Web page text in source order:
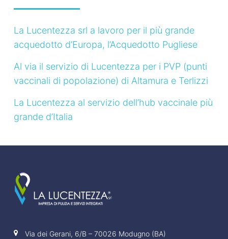
La Lucentezza srl a lavoro per il più grande
acquedotto d’Europa, l’Acquedotto Pugliese
Al via il servizio di Lucentezza per i PVP (punti
vaccinali di popolazione) di Altamura e Terlizzi
La Lucentezza al servizio dell’hub vaccinale più
grande d’Italia
Via dei Gerani, 6/B – 70026 Modugno (BA)